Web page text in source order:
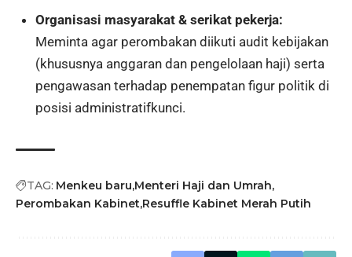
Organisasi masyarakat & serikat pekerja:
Meminta agar perombakan diikuti audit kebijakan
(khususnya anggaran dan pengelolaan haji) serta
pengawasan terhadap penempatan figur politik di
posisi administratifkunci.
TAG: Menkeu baru Menteri Haji dan Umrah
Perombakan Kabinet Resuffle Kabinet Merah Putih